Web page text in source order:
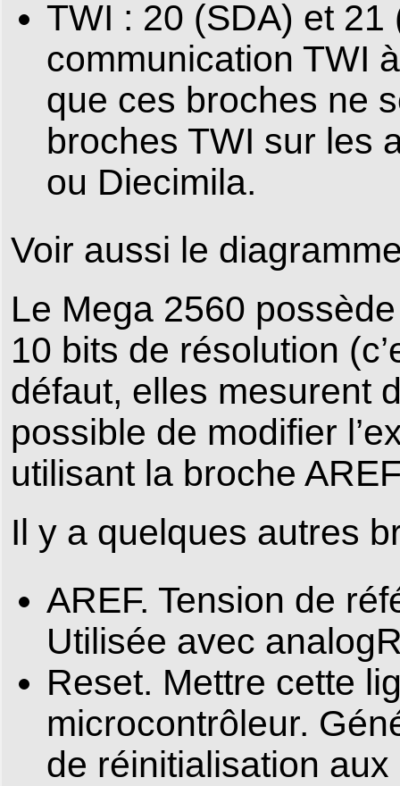
TWI : 20 (SDA) et
communication TWI
que ces broches ne
broches TWI sur les
ou Diecimila.
Voir aussi le
Le Mega 2560
10 bits de résolution
défaut, elles mesurent
possible de modifier
utilisant la broche
Il y a quelques autres
AREF. Tension de
Utilisée avec
Reset. Mettre cette
microcontrôleur.
de réinitialisation